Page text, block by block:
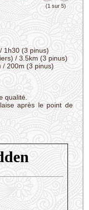
(1 sur 5)
1h30 (3 pinus)
/ 3.5km (3 pinus)
/ 200m (3 pinus)
qualité.
après le point de